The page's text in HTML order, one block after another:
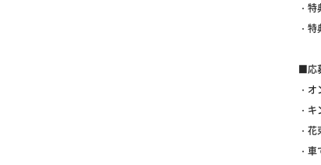
・
・
■応
・
・
・
・